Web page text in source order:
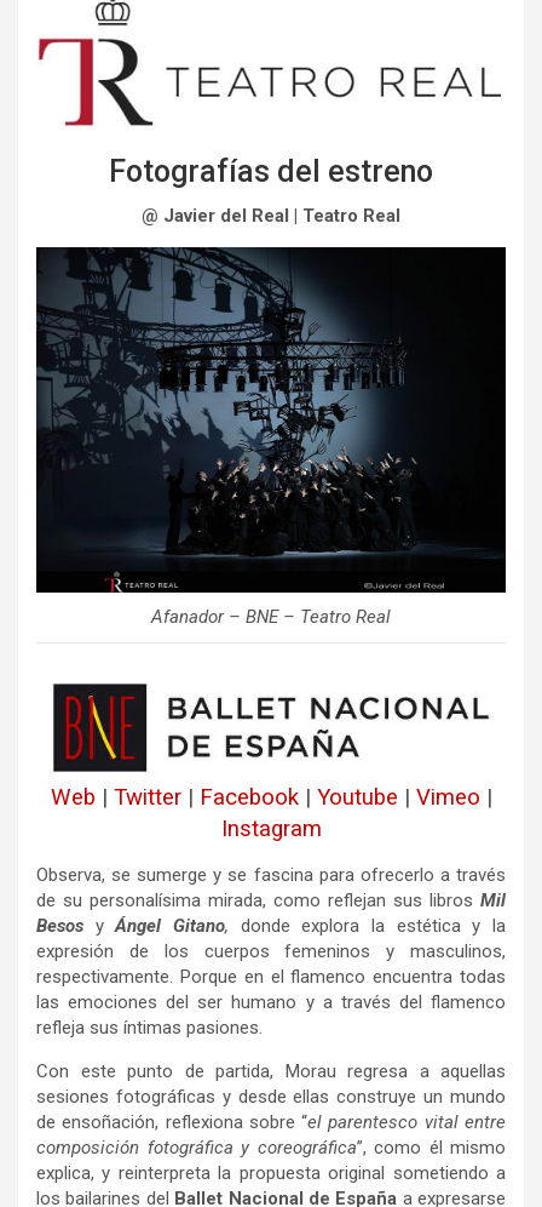
Fotografías del estreno
@ Javier del Real | Teatro Real
Afanador – BNE – Teatro Real
Web | Twitter| Facebook| Youtube | Vimeo |
Instagram
Observa, se sumerge y se fascina para ofrecerlo a través
de su personalísima mirada, como reflejan sus libros Mil
Besos yÁngel Gitano, donde explora la estética y la
expresión de los cuerpos femeninos y masculinos,
respectivamente. Porque en el flamenco encuentra todas
las emociones del ser humano y a través del flamenco
refleja sus íntimas pasiones.
Con este punto de partida, Morau regresa a aquellas
sesiones fotográficas y desde ellas construye un mundo
de ensoñación, reflexiona sobre “el parentesco vital entre
composición fotográfica y coreográfica”, como él mismo
explica, y reinterpreta la propuesta original sometiendo a
los bailarines del Ballet Nacional de España a expresarse